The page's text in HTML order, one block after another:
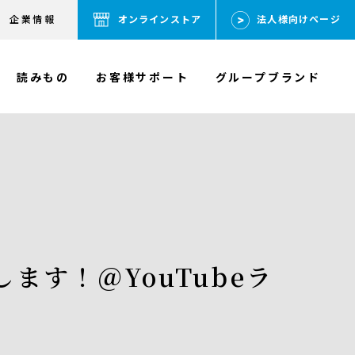
企業情報 オンラインストア 法人様向けページ
読みもの お客様サポート グループブランド
ます！＠YouTubeラ